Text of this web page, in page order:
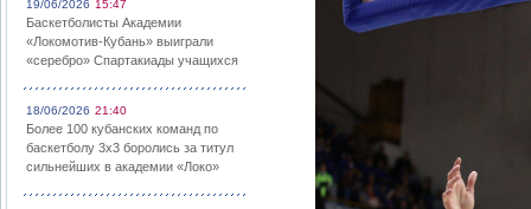
19/06/2026 15:47
Баскетболисты Академии
«Локомотив-Кубань» выиграли
«серебро» Спартакиады учащихся
18/06/2026 21:40
Более 100 кубанских команд по
баскетболу 3х3 боролись за титул
сильнейших в академии «Локо»